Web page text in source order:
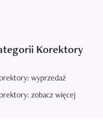
Korektory
wyprzedaż
zobacz więcej